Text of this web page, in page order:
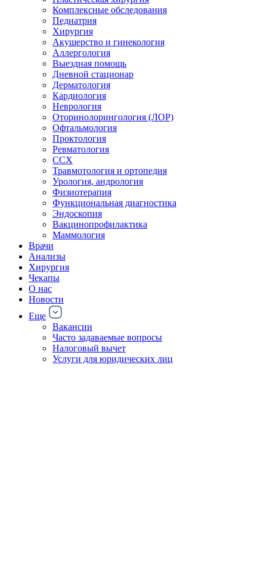
Комплексные обследования
Педиатрия
Хирургия
Акушерство и гинекология
Аллергология
Выездная помощь
Дневной стационар
Дерматология
Кардиология
Неврология
Оторинолорингология (ЛОР)
Офтальмология
Проктология
Ревматология
ССХ
Травмотология и ортопедия
Урология, андрология
Физиотерапия
Функциональная диагностика
Эндоскопия
Вакцинопрофилактика
Маммология
Врачи
Анализы
Хирургия
Чекапы
О нас
Новости
Еще
Вакансии
Часто задаваемые вопросы
Налоговый вычет
Услуги для юридических лиц